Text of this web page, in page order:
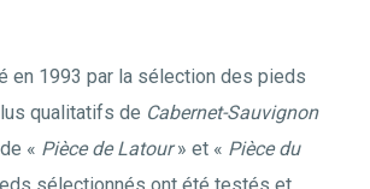
en 1993 par la sélection des pieds
qualitatifs de Cabernet-Sauvignon
« Pièce de Latour» et « Pièce du